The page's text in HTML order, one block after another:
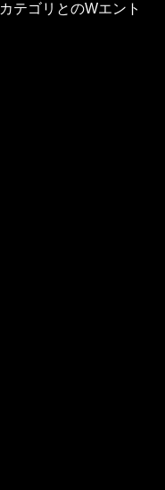
テゴリとのWエントリ